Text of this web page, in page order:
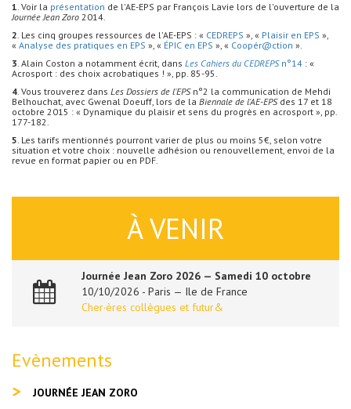
1. Voir la présentation de l'AE-EPS par François Lavie lors de l'ouverture de la
Journée Jean Zoro 2014.
2. Les cinq groupes ressources de l'AE-EPS : « CEDREPS », « Plaisir en EPS »,
« Analyse des pratiques en EPS », « ÉPIC en EPS », « Coopér@ction ».
3. Alain Coston a notamment écrit, dans Les Cahiers du CEDREPSn°14 : «
Acrosport : des choix acrobatiques ! », pp. 85-95.
4. Vous trouverez dans Les Dossiers de l'EPSn°2 la communication de Mehdi
Belhouchat, avec Gwenal Doeuff, lors de la Biennale de l'AE-EPSdes 17 et 18
octobre 2015 : « Dynamique du plaisir et sens du progrès en acrosport », pp.
177-182.
5. Les tarifs mentionnés pourront varier de plus ou moins 5€, selon votre
situation et votre choix : nouvelle adhésion ou renouvellement, envoi de la
revue en format papier ou en PDF.
À VENIR
Journée Jean Zoro 2026 — Samedi 10 octobre
10/10/2026 - Paris — Ile de France
Cher·ères collègues et futur&
Evènements
JOURNÉE JEAN ZORO